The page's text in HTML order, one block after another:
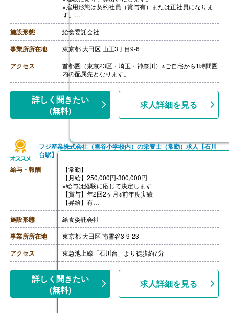
※雇用形態は契約社員（賞与有）または正社員になりま
す。
※モデル年収
・管理栄養士・栄養士で未経験の場合
年収3,000,000円-
・調理師病院調理経験3年程度の場合
年収3,500,000円-4,000,000円
ご面接を通して雇用形態を検討します。
【賞与】年2回（1.0-2.0ヶ月分 ※前年度実績、経験によ
る）
【昇給】あり（年1回）
【退職金】あり※勤続10年以上
施設形態 給食委託会社
事業所所在地 東京都 大田区 山王3丁目9-6
アクセス
首都圏（東京23区・埼玉・神奈川）※ご自宅から1時間圏
内の配属先となります。
詳しく聞きたい
(無料)
求人詳細を見る
フジ産業株式会社（雪谷小学校内）の栄養士（常勤）求人【石川
台駅】
給与・報酬
【常勤】
【月給】250,000円-300,000円
※給与は経験に応じて決定します
【賞与】年2回2ヶ月※前年度実績
【昇給】有
【交通費】あり（実費支給）
【退職金】無し
施設形態 給食委託会社
事業所所在地 東京都 大田区 南雪谷3-9-23
アクセス 東急池上線「石川台」より徒歩約7分
詳しく聞きたい
(無料)
求人詳細を見る